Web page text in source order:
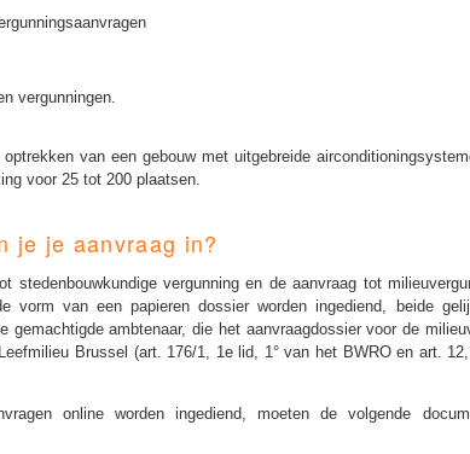
vergunningen.
optrekken van een gebouw met uitgebreide
voor 25 tot 200 plaatsen.
je je aanvraag in?
stedenbouwkundige vergunning en de aanvraag tot
vorm van een papieren dossier worden ingediend, beide
gemachtigde ambtenaar, die het aanvraagdossier voor de
Brussel (art. 176/1, 1e lid, 1° van het BWRO en art.
online worden ingediend, moeten de volgende